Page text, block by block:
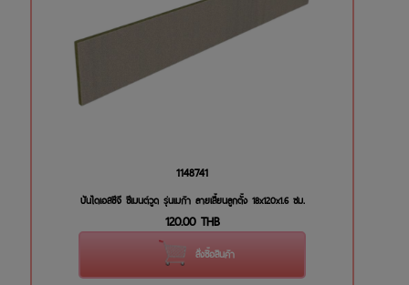
1148741
บันไดเอสซีจี ซีเมนต์วูด รุ่นเมก้า ลายเสี้ยนลูกตั้ง 18x120x1.6 ซม.
120.00 THB
สั่งซื้อสินค้า